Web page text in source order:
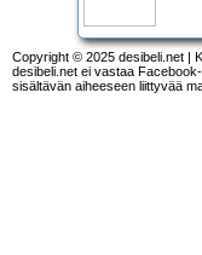
Copyright © 2025 desibeli.net |
desibeli.net ei vastaa
sisältävän aiheeseen liittyvää